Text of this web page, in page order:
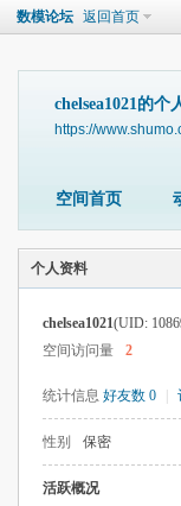
数模论坛 返回首页
chelsea1021的个
https://
空间首页
个人资料
chelsea1021(UID:
空间访问量
2
统计信息 好友数 0
性别 保密
活跃概况